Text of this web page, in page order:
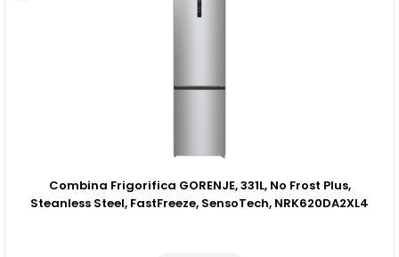
Combina Frigorifica GORENJE, 331L, No Frost Plus,
Steanless Steel, FastFreeze, SensoTech, NRK620DA2XL4